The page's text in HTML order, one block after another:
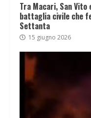
Tra Macari, San
battaglia civile che
Settanta
15 giugno 2026